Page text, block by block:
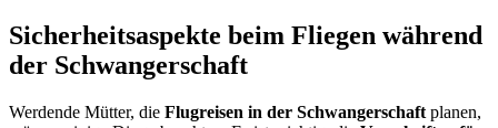
Sicherheitsaspekte beim Fliegen während
der Schwangerschaft
Werdende Mütter, die Flugreisen in der Schwangerschaft planen,